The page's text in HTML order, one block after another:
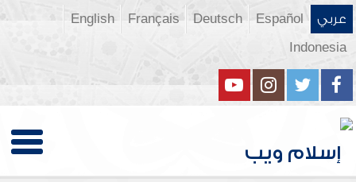
عربي Español
Deutsch
Français
English
Indonesia